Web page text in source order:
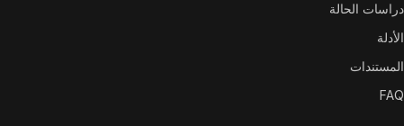
دراسات الحالة
الأدلة
المستندات
FAQ